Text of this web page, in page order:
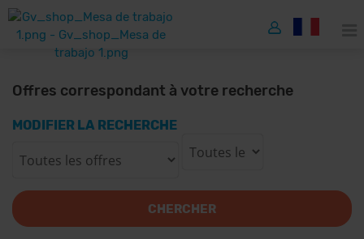
Offres correspondant à votre recherche
MODIFIER LA RECHERCHE
CHERCHER